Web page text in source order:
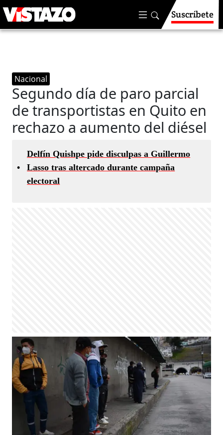
Suscríbete
Nacional
Segundo día de paro parcial
de transportistas en Quito en
rechazo a aumento del diésel
•
Delfín Quishpe pide disculpas a Guillermo
Lasso tras altercado durante campaña
electoral